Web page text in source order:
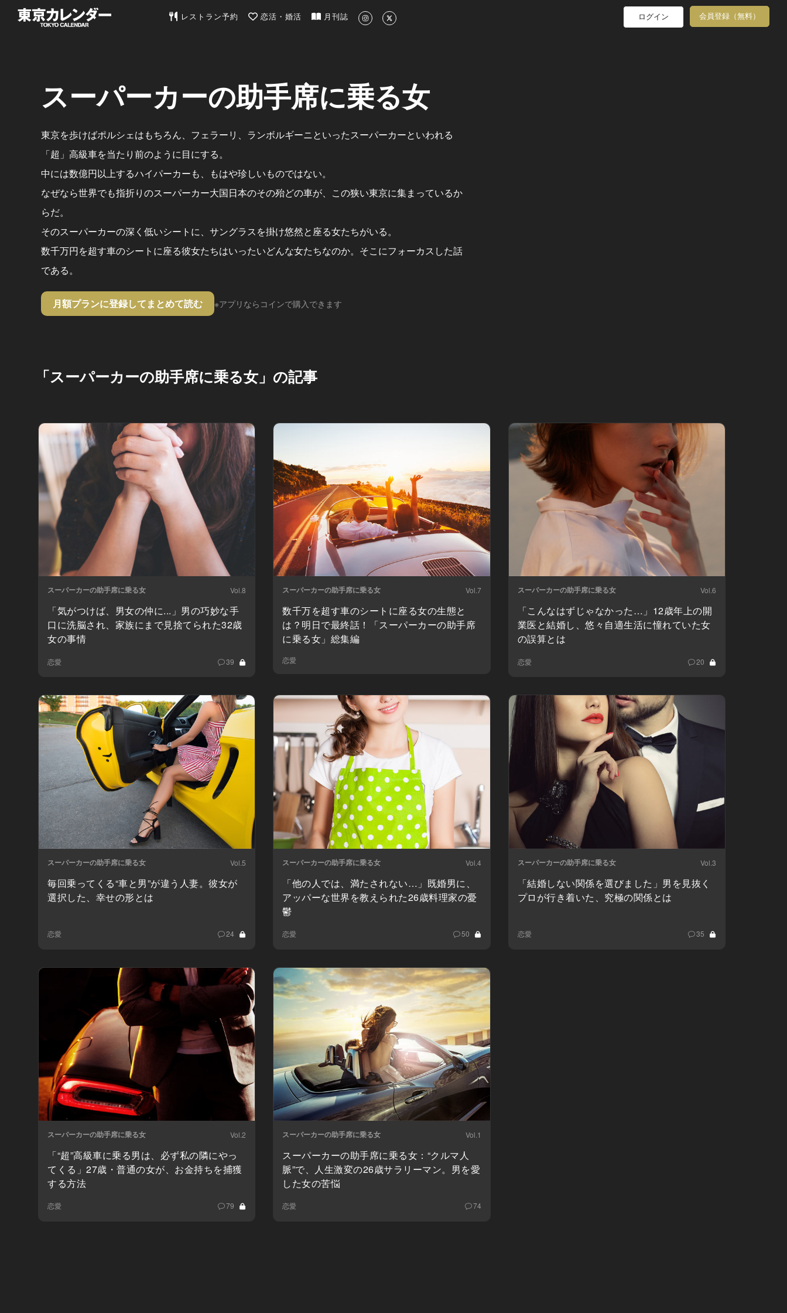
東京カレンダー | 最新のグルメ、洗練されたライフスタイル情報
レストラン予約 恋活・婚活 月刊誌 ログイン 会員登録（無料）
スーパーカーの助手席に乗る女
東京を歩けばポルシェはもちろん、フェラーリ、ランボルギーニといったスーパーカーといわれる
「超」高級車を当たり前のように目にする。
中には数億円以上するハイパーカーも、もはや珍しいものではない。
なぜなら世界でも指折りのスーパーカー大国日本のその殆どの車が、この狭い東京に集まっているか
らだ。
そのスーパーカーの深く低いシートに、サングラスを掛け悠然と座る女たちがいる。
数千万円を超す車のシートに座る彼女たちはいったいどんな女たちなのか。そこにフォーカスした話
である。
月額プランに登録してまとめて読む ※アプリならコインで購入できます
「スーパーカーの助手席に乗る女」の記事
スーパーカーの助手席に乗る女 Vol.8
「気がつけば、男女の仲に...」男の巧妙な手
口に洗脳され、家族にまで見捨てられた32歳
女の事情
恋愛 39
スーパーカーの助手席に乗る女 Vol.7
数千万を超す車のシートに座る女の生態と
は？明日で最終話！「スーパーカーの助手席
に乗る女」総集編
恋愛
スーパーカーの助手席に乗る女 Vol.6
「こんなはずじゃなかった…」12歳年上の開
業医と結婚し、悠々自適生活に憧れていた女
の誤算とは
恋愛 20
スーパーカーの助手席に乗る女 Vol.5
毎回乗ってくる“車と男”が違う人妻。彼女が
選択した、幸せの形とは
恋愛 24
スーパーカーの助手席に乗る女 Vol.4
「他の人では、満たされない…」既婚男に、
アッパーな世界を教えられた26歳料理家の憂
鬱
恋愛 50
スーパーカーの助手席に乗る女 Vol.3
「結婚しない関係を選びました」男を見抜く
プロが行き着いた、究極の関係とは
恋愛 35
スーパーカーの助手席に乗る女 Vol.2
「“超”高級車に乗る男は、必ず私の隣にやっ
てくる」27歳・普通の女が、お金持ちを捕獲
する方法
恋愛 79
スーパーカーの助手席に乗る女 Vol.1
スーパーカーの助手席に乗る女：“クルマ人
脈”で、人生激変の26歳サラリーマン。男を愛
した女の苦悩
恋愛 74